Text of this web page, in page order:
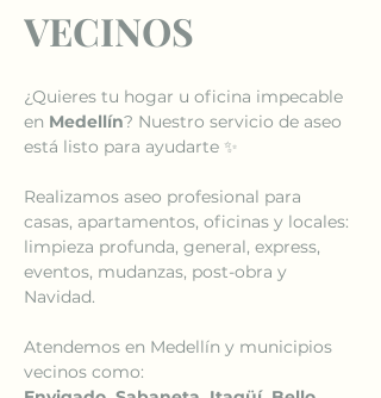
VECINOS
¿Quieres tu hogar u oficina impecable
en Medellín? Nuestro servicio de aseo
está listo para ayudarte ✨
Realizamos aseo profesional para
casas, apartamentos, oficinas y locales:
limpieza profunda, general, express,
eventos, mudanzas, post-obra y
Navidad.
Atendemos en Medellín y municipios
vecinos como: